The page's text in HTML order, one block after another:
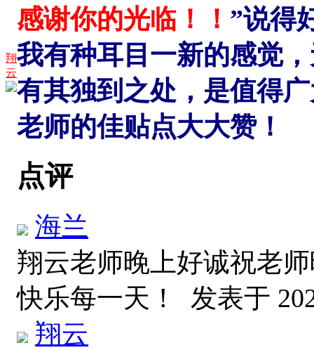
翔
云
感谢你的光临！！ ”说得
我有种耳目一新的感觉
有其独到之处，是值得
老师的佳贴点大大赞！
点评
海兰
翔云老师晚上好诚祝老
快乐每一天！ 发表于
翔云